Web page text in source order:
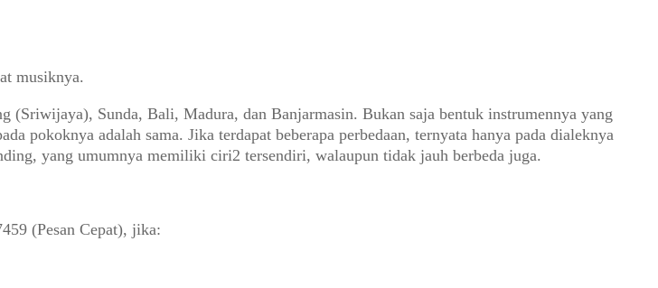
musiknya.
(Sriwijaya), Sunda, Bali, Madura, dan Banjarmasin. Bukan saja bentuk instrumennya yang
pokoknya adalah sama. Jika terdapat beberapa perbedaan, ternyata hanya pada dialeknya
yang umumnya memiliki ciri2 tersendiri, walaupun tidak jauh berbeda juga.
(Pesan Cepat), jika: